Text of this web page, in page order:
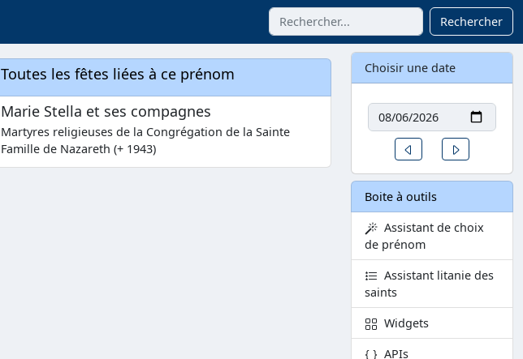
Rechercher
Toutes les fêtes liées à ce prénom
Marie Stella et ses compagnes
Martyres religieuses de la Congrégation de la Sainte
Famille de Nazareth (+ 1943)
Choisir une date
Date
Un jour avant
Boite à outils
Assistant de choix
de prénom
Assistant litanie des
saints
Widgets
APIs